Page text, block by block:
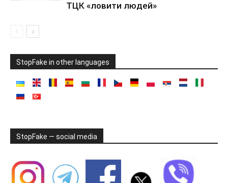
ТЦК «ловити людей»
StopFake in other languages
StopFake — social media